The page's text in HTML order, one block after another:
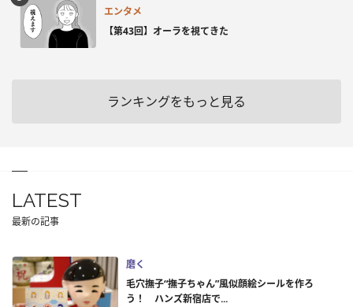
エンタメ
【第43回】オーラを視てきた
ランキングをもっと見る
LATEST
最新の記事
磨く
毛穴撫子“撫子ちゃん”風似顔絵シールを作ろ
う！ ハンズ新宿店で...